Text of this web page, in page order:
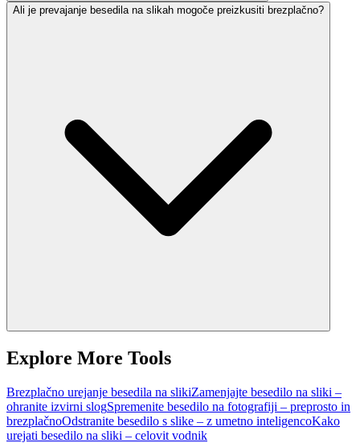
Ali je prevajanje besedila na slikah mogoče preizkusiti brezplačno?
Explore More Tools
Brezplačno urejanje besedila na slikiZamenjajte besedilo na sliki –
ohranite izvirni slogSpremenite besedilo na fotografiji – preprosto in
brezplačnoOdstranite besedilo s slike – z umetno inteligencoKako
urejati besedilo na sliki – celovit vodnik